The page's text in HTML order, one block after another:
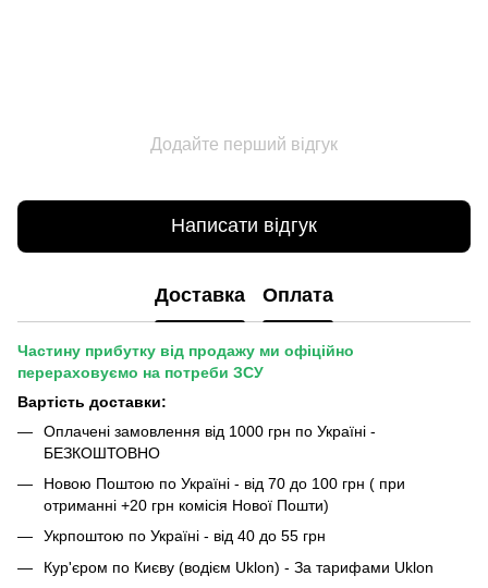
Додайте перший відгук
Написати відгук
Доставка Оплата
Частину прибутку від продажу ми офіційно
перераховуємо на потреби ЗСУ
Вартість доставки:
Оплачені замовлення від 1000 грн по Україні -
БЕЗКОШТОВНО
Новою Поштою по Україні - від 70 до 100 грн ( при
отриманні +20 грн комісія Нової Пошти)
Укрпоштою по Україні - від 40 до 55 грн
Кур'єром по Києву (водієм Uklon) - За тарифами Uklon